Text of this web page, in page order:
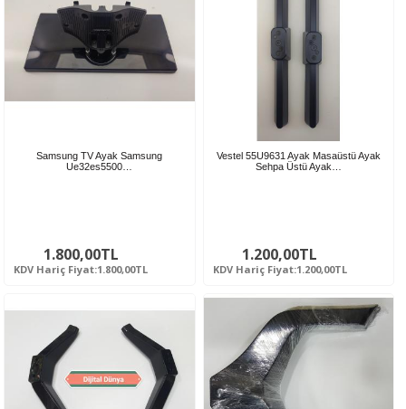
Samsung TV Ayak Samsung
Ue32es5500…
1.800,00TL
KDV Hariç Fiyat:1.800,00TL
Vestel 55U9631 Ayak Masaüstü Ayak
Sehpa Üstü Ayak…
1.200,00TL
KDV Hariç Fiyat:1.200,00TL